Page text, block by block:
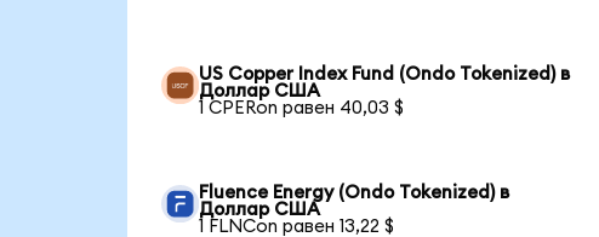
US Copper Index Fund (Ondo Tokenized) в
Доллар США
1 CPERon равен 40,03 $
Fluence Energy (Ondo Tokenized) в
Доллар США
1 FLNCon равен 13,22 $